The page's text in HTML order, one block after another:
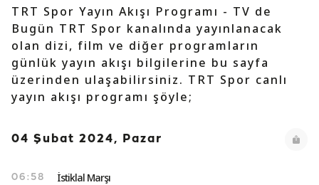
TRT Spor Yayın Akışı Programı - TV de
Bugün TRT Spor kanalında yayınlanacak
olan dizi, film ve diğer programların
günlük yayın akışı bilgilerine bu sayfa
üzerinden ulaşabilirsiniz. TRT Spor canlı
yayın akışı programı şöyle;
04 Şubat 2024, Pazar
06:58 İstiklal Marşı